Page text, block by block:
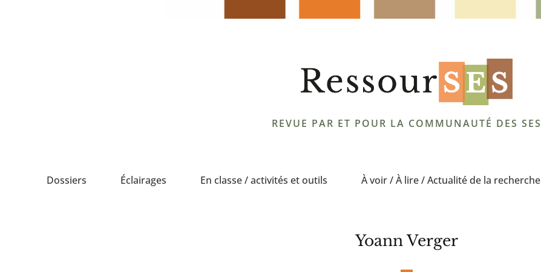
REVUE PAR ET POUR LA COMMUNAUTÉ DES SES
Dossiers Éclairages En classe / activités et outils À voir / À lire / Actualité de la recherche
Yoann Verger